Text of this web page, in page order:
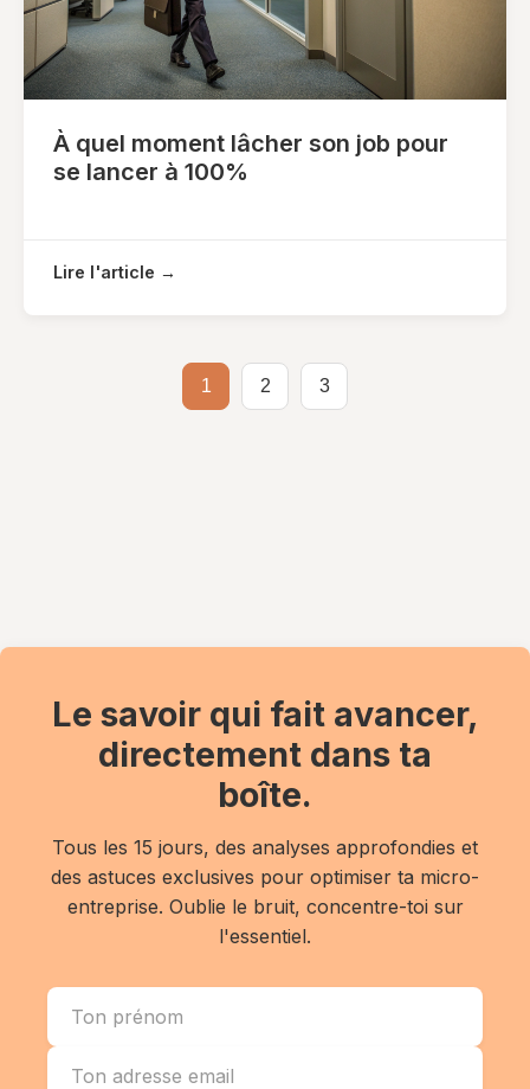
À quel moment lâcher son job pour
se lancer à 100%
Lire l'article →
1 2 3
Le savoir qui fait avancer,
directement dans ta
boîte.
Tous les 15 jours, des analyses approfondies et
des astuces exclusives pour optimiser ta micro-
entreprise. Oublie le bruit, concentre-toi sur
l'essentiel.